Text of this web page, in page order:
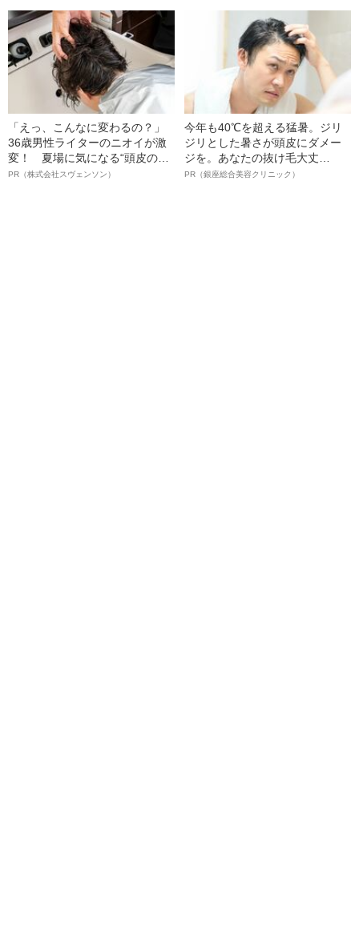
語る”《日本興収70億円突破》
「えっ、こんなに変わるの？」
36歳男性ライターのニオイが激
変！ 夏場に気になる“頭皮のニ
オイ”や“ベタつき”を解消す
PR（株式会社スヴェンソン）
今年も40℃を超える猛暑。ジリ
ジリとした暑さが頭皮にダメー
ジを。あなたの抜け毛大丈
夫！？
PR（銀座総合美容クリニック）